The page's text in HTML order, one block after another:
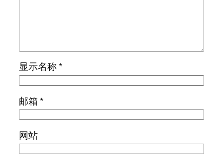
显示名称*
邮箱*
网站